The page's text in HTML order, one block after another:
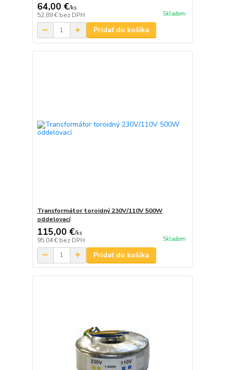
64,00 €/ks
52,89 € bez DPH Skladom
Pridať do košíka
Transformátor toroidný 230V/110V 500W
oddelovací
115,00 €/ks
95,04 € bez DPH Skladom
Pridať do košíka